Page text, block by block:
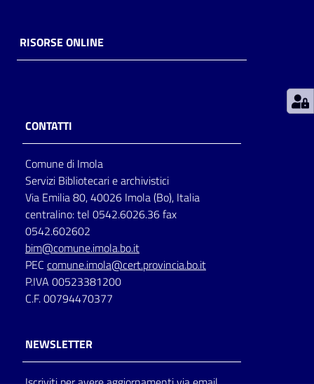
storico
per
lettura
Seguici
su
RISORSE ONLINE
CONTATTI
Comune di Imola
Servizi Bibliotecari e archivistici
Via Emilia 80, 40026 Imola (Bo), Italia
centralino: tel 0542.6026.36 fax
0542.602602
bim@comune.imola.bo.it
PEC comune.imola@cert.provincia.bo.it
P.IVA 00523381200
C.F. 00794470377
NEWSLETTER